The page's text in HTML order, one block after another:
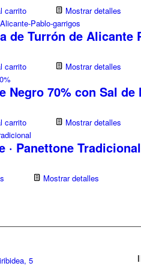
carrito
Mostrar detalles
de Turrón de Alicante
carrito
Mostrar detalles
Negro 70% con Sal
carrito
Mostrar detalles
· Panettone
Mostrar detalles
5